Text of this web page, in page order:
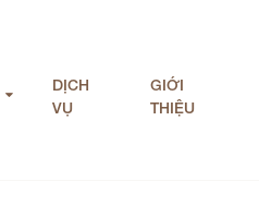
DỊCH
VỤ
GIỚI
THIỆU